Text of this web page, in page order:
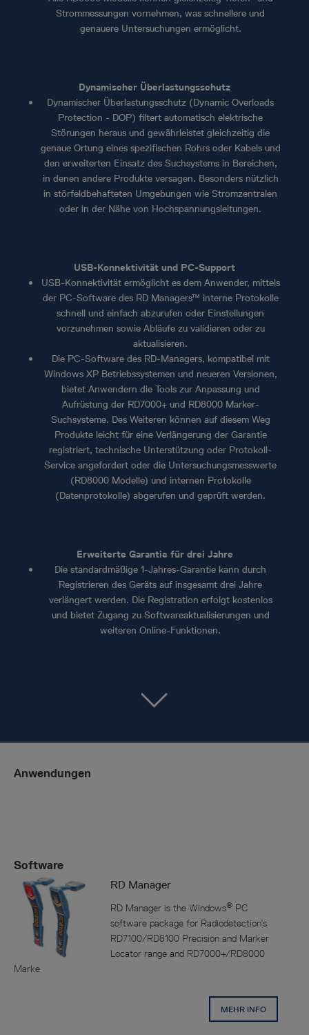
Strommessungen vornehmen, was schnellere und
genauere Untersuchungen ermöglicht.
Dynamischer Überlastungsschutz
Dynamischer Überlastungsschutz (Dynamic Overloads
Protection - DOP) filtert automatisch elektrische
Störungen heraus und gewährleistet gleichzeitig die
genaue Ortung eines spezifischen Rohrs oder Kabels und
den erweiterten Einsatz des Suchsystems in Bereichen,
in denen andere Produkte versagen. Besonders nützlich
in störfeldbehafteten Umgebungen wie Stromzentralen
oder in der Nähe von Hochspannungsleitungen.
USB-Konnektivität und PC-Support
USB-Konnektivität ermöglicht es dem Anwender, mittels
der PC-Software des RD Managers™ interne Protokolle
schnell und einfach abzurufen oder Einstellungen
vorzunehmen sowie Abläufe zu validieren oder zu
aktualisieren.
Die PC-Software des RD-Managers, kompatibel mit
Windows XP Betriebssystemen und neueren Versionen,
bietet Anwendern die Tools zur Anpassung und
Aufrüstung der RD7000+ und RD8000 Marker-
Suchsysteme. Des Weiteren können auf diesem Weg
Produkte leicht für eine Verlängerung der Garantie
registriert, technische Unterstützung oder Protokoll-
Service angefordert oder die Untersuchungsmesswerte
(RD8000 Modelle) und internen Protokolle
(Datenprotokolle) abgerufen und geprüft werden.
Erweiterte Garantie für drei Jahre
Die standardmäßige 1-Jahres-Garantie kann durch
Registrieren des Geräts auf insgesamt drei Jahre
verlängert werden. Die Registration erfolgt kostenlos
und bietet Zugang zu Softwareaktualisierungen und
weiteren Online-Funktionen.
Anwendungen
Software
RD Manager
RD Manager is the Windows® PC
software package for Radiodetection’s
RD7100/RD8100 Precision and Marker
Locator range and RD7000+/RD8000
Marke
MEHR INFO